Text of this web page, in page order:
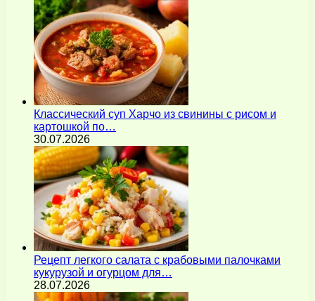
Классический суп Харчо из свинины с рисом и
картошкой по…
30.07.2026
Рецепт легкого салата с крабовыми палочками
кукурузой и огурцом для…
28.07.2026